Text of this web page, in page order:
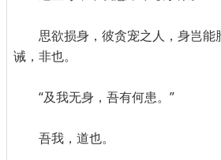
思欲损身，彼贪宠之人，身岂能
诫，非也。
“及我无身，吾有何患。”
吾我，道也。